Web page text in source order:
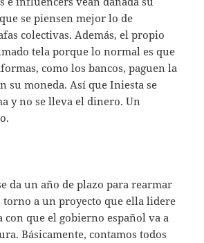
se piensen mejor lo de
colectivas. Además, el propio
tela porque lo normal es que
como los bancos, paguen la
su moneda. Así que Iniesta se
y no se lleva el dinero. Un
da un año de plazo para rearmar
torno a un proyecto que ella lidere
con que el gobierno español va a
Básicamente, contamos todos